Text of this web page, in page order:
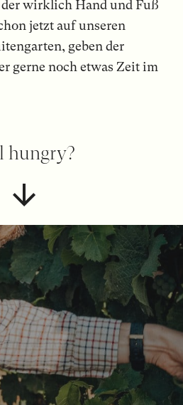
wirklich Hand und Fuß
jetzt auf unseren
geben der
gerne noch etwas Zeit im
hungry?